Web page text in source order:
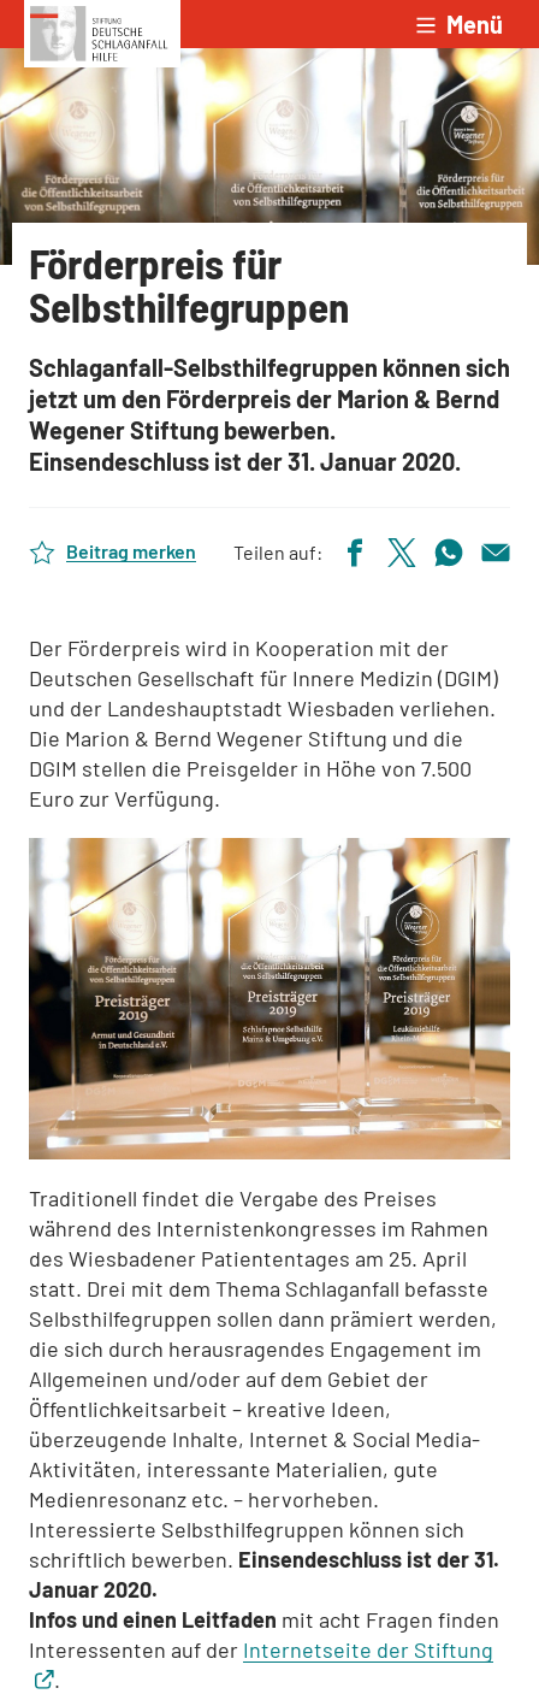
Zum Inhalt springen Menü
Förderpreis für
Selbsthilfegruppen
Schlaganfall-Selbsthilfegruppen können sich
jetzt um den Förderpreis der Marion & Bernd
Wegener Stiftung bewerben.
Einsendeschluss ist der 31. Januar 2020.
Beitrag merken Teilen auf:
Der Förderpreis wird in Kooperation mit der
Deutschen Gesellschaft für Innere Medizin (DGIM)
und der Landeshauptstadt Wiesbaden verliehen.
Die Marion & Bernd Wegener Stiftung und die
DGIM stellen die Preisgelder in Höhe von 7.500
Euro zur Verfügung.
Traditionell findet die Vergabe des Preises
während des Internistenkongresses im Rahmen
des Wiesbadener Patiententages am 25. April
statt. Drei mit dem Thema Schlaganfall befasste
Selbsthilfegruppen sollen dann prämiert werden,
die sich durch herausragendes Engagement im
Allgemeinen und/oder auf dem Gebiet der
Öffentlichkeitsarbeit – kreative Ideen,
überzeugende Inhalte, Internet & Social Media-
Aktivitäten, interessante Materialien, gute
Medienresonanz etc. – hervorheben.
Interessierte Selbsthilfegruppen können sich
schriftlich bewerben. Einsendeschluss ist der 31.
Januar 2020.
Infos und einen Leitfaden mit acht Fragen finden
Interessenten auf der Internetseite der Stiftung
.